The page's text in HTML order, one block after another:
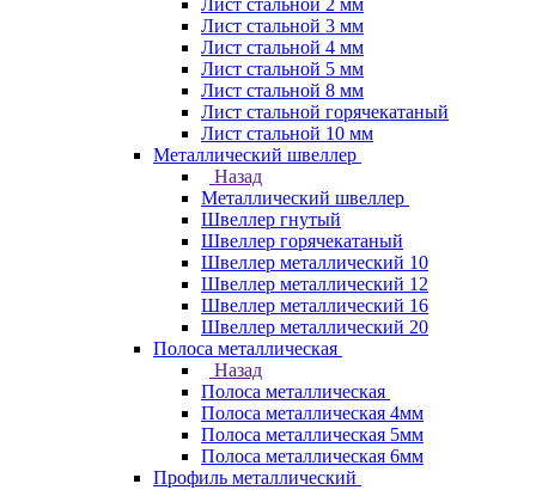
Лист стальной 2 мм
Лист стальной 3 мм
Лист стальной 4 мм
Лист стальной 5 мм
Лист стальной 8 мм
Лист стальной горячекатаный
Лист стальной 10 мм
Металлический швеллер
Назад
Металлический швеллер
Швеллер гнутый
Швеллер горячекатаный
Швеллер металлический 10
Швеллер металлический 12
Швеллер металлический 16
Швеллер металлический 20
Полоса металлическая
Назад
Полоса металлическая
Полоса металлическая 4мм
Полоса металлическая 5мм
Полоса металлическая 6мм
Профиль металлический